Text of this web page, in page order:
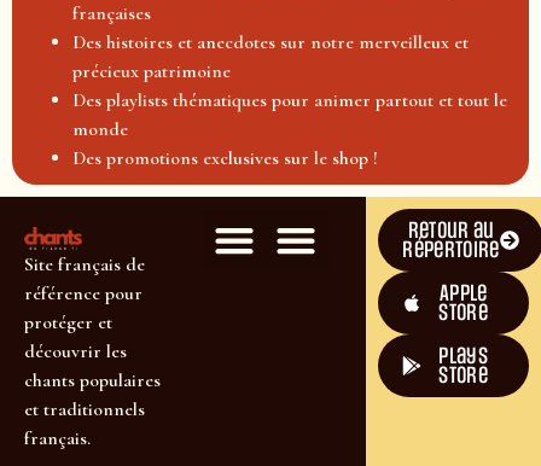
françaises
Des histoires et anecdotes sur notre merveilleux et
précieux patrimoine
Des playlists thématiques pour animer partout et tout le
monde
Des promotions exclusives sur le shop !
Site français de
référence pour
protéger et
découvrir les
chants populaires
et traditionnels
français.
Retour au
répertoire
Apple
Store
plays
store